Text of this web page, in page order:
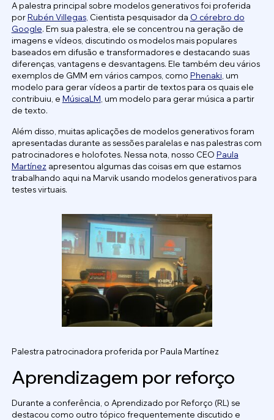
A palestra principal sobre modelos generativos foi proferida
por Rubén Villegas, Cientista pesquisador da O cérebro do
Google. Em sua palestra, ele se concentrou na geração de
imagens e vídeos, discutindo os modelos mais populares
baseados em difusão e transformadores e destacando suas
diferenças, vantagens e desvantagens. Ele também deu vários
exemplos de GMM em vários campos, como Phenaki , um
modelo para gerar vídeos a partir de textos para os quais ele
contribuiu, e MúsicaLM , um modelo para gerar música a partir
de texto.
Além disso, muitas aplicações de modelos generativos foram
apresentadas durante as sessões paralelas e nas palestras com
patrocinadores e holofotes. Nessa nota, nosso CEO Paula
Martínez apresentou algumas das coisas em que estamos
trabalhando aqui na Marvik usando modelos generativos para
testes virtuais.
Palestra patrocinadora proferida por Paula Martínez
Aprendizagem por reforço
Durante a conferência, o Aprendizado por Reforço (RL) se
destacou como outro tópico frequentemente discutido e